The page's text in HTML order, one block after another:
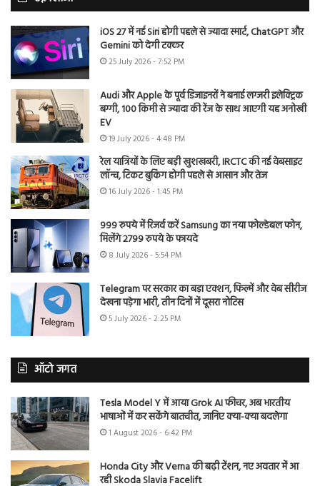
iOS 27 में नई Siri होगी पहले से ज्यादा स्मार्ट, ChatGPT और
Gemini को देगी टक्कर
25 July 2026 - 7:52 PM
Audi और Apple के पूर्व डिजाइनरों ने बनाई लग्जरी इलेक्ट्रिक
बग्गी, 100 किमी से ज्यादा की रेंज के साथ आएगी यह अनोखी
EV
19 July 2026 - 4:48 PM
रेल यात्रियों के लिए बड़ी खुशखबरी, IRCTC की नई वेबसाइट
लॉन्च, टिकट बुकिंग होगी पहले से आसान और तेज
16 July 2026 - 1:45 PM
999 रुपये में रिजर्व करें Samsung का नया फोल्डेबल फोन,
मिलेंगे 2799 रुपये के फायदे
8 July 2026 - 5:54 PM
Telegram पर सरकार का बड़ा एक्शन, फिल्में और वेब सीरीज
देखना पड़ेगा भारी, तीन दिनों में दूसरा नोटिस
5 July 2026 - 2:25 PM
ऑटो जगत
Tesla Model Y में आया Grok AI फीचर, अब भारतीय
भाषाओं में कर सकेंगे बातचीत, जानिए क्या-क्या बदलेगा
1 August 2026 - 6:42 PM
Honda City और Verna की बढ़ी टेंशन, नए अवतार में आ
रही Skoda Slavia Facelift